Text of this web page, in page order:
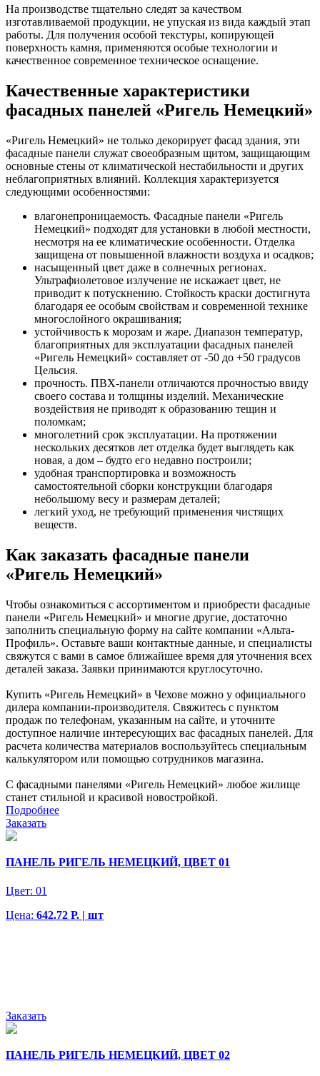
На производстве тщательно следят за качеством
изготавливаемой продукции, не упуская из вида каждый этап
работы. Для получения особой текстуры, копирующей
поверхность камня, применяются особые технологии и
качественное современное техническое оснащение.
Качественные характеристики
фасадных панелей «Ригель Немецкий»
«Ригель Немецкий» не только декорирует фасад здания, эти
фасадные панели служат своеобразным щитом, защищающим
основные стены от климатической нестабильности и других
неблагоприятных влияний. Коллекция характеризуется
следующими особенностями:
влагонепроницаемость. Фасадные панели «Ригель
Немецкий» подходят для установки в любой местности,
несмотря на ее климатические особенности. Отделка
защищена от повышенной влажности воздуха и осадков;
насыщенный цвет даже в солнечных регионах.
Ультрафиолетовое излучение не искажает цвет, не
приводит к потускнению. Стойкость краски достигнута
благодаря ее особым свойствам и современной технике
многослойного окрашивания;
устойчивость к морозам и жаре. Диапазон температур,
благоприятных для эксплуатации фасадных панелей
«Ригель Немецкий» составляет от -50 до +50 градусов
Цельсия.
прочность. ПВХ-панели отличаются прочностью ввиду
своего состава и толщины изделий. Механические
воздействия не приводят к образованию тещин и
поломкам;
многолетний срок эксплуатации. На протяжении
нескольких десятков лет отделка будет выглядеть как
новая, а дом – будто его недавно построили;
удобная транспортировка и возможность
самостоятельной сборки конструкции благодаря
небольшому весу и размерам деталей;
легкий уход, не требующий применения чистящих
веществ.
Как заказать фасадные панели
«Ригель Немецкий»
Чтобы ознакомиться с ассортиментом и приобрести фасадные
панели «Ригель Немецкий» и многие другие, достаточно
заполнить специальную форму на сайте компании «Альта-
Профиль». Оставьте ваши контактные данные, и специалисты
свяжутся с вами в самое ближайшее время для уточнения всех
деталей заказа. Заявки принимаются круглосуточно.
Купить «Ригель Немецкий» в Чехове можно у официального
дилера компании-производителя. Свяжитесь с пунктом
продаж по телефонам, указанным на сайте, и уточните
доступное наличие интересующих вас фасадных панелей. Для
расчета количества материалов воспользуйтесь специальным
калькулятором или помощью сотрудников магазина.
С фасадными панелями «Ригель Немецкий» любое жилище
станет стильной и красивой новостройкой.
Подробнее
Заказать
ПАНЕЛЬ РИГЕЛЬ НЕМЕЦКИЙ, ЦВЕТ 01
Цвет: 01
Цена: 642.72 Р. | шт
Заказать
ПАНЕЛЬ РИГЕЛЬ НЕМЕЦКИЙ, ЦВЕТ 02